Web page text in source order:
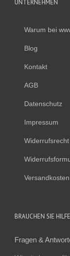
UNTERNEHMEN
Warum bei
Blog
Kontakt
AGB
Datenschutz
Impressum
Widerrufsrecht
Versandkosten
BRAUCHEN SIE
Fragen &